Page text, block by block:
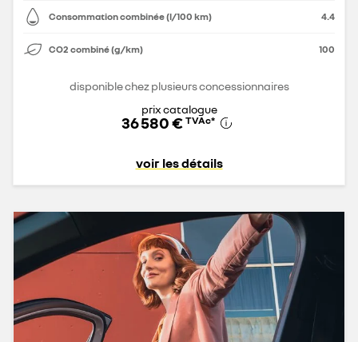
Consommation combinée (l/100 km) 4.4
CO2 combiné (g/km) 100
disponible chez plusieurs concessionnaires
prix catalogue
36 580 € TVAc*
voir les détails